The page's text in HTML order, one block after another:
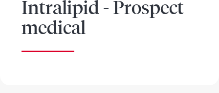
Intralipid - Prospect
medical